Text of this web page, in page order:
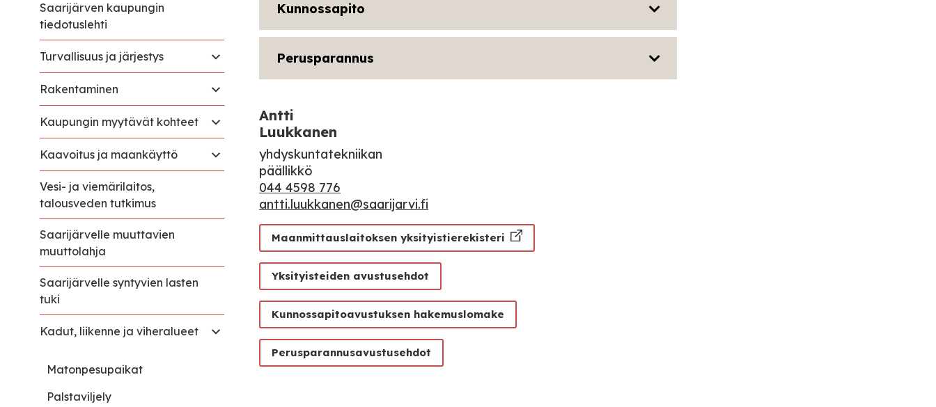
Saarijärven kaupungin
tiedotuslehti
Turvallisuus ja järjestys
Rakentaminen
Kaupungin myytävät kohteet
Kaavoitus ja maankäyttö
Vesi- ja viemärilaitos,
talousveden tutkimus
Saarijärvelle muuttavien
muuttolahja
Saarijärvelle syntyvien lasten
tuki
Kadut, liikenne ja viheralueet
Matonpesupaikat
Palstaviljely
Kunnossapito
Perusparannus
Antti
Luukkanen
yhdyskuntatekniikan
päällikkö
044 4598 776
antti.luukkanen@saarijarvi.fi
Maanmittauslaitoksen yksityistierekisteri
Yksityisteiden avustusehdot
Kunnossapitoavustuksen hakemuslomake
Perusparannusavustusehdot